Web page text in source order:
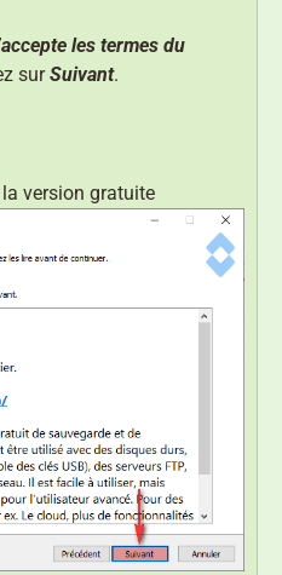
les termes du
surSuivant.
version gratuite